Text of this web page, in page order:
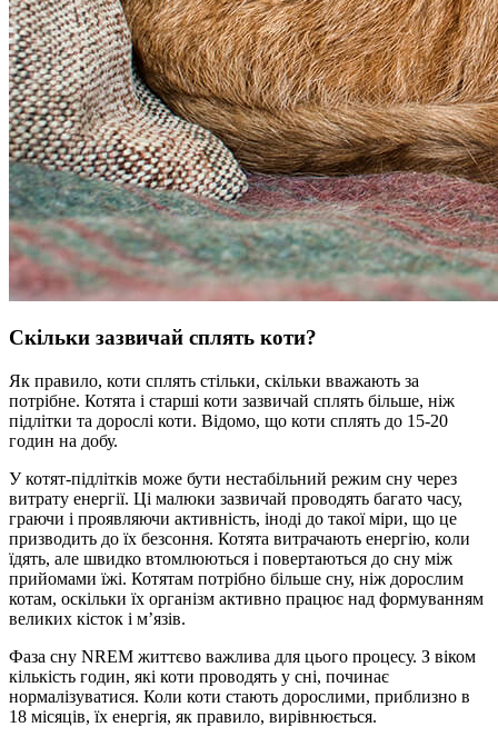
Скільки зазвичай сплять коти?
Як правило, коти сплять стільки, скільки вважають за
потрібне. Котята і старші коти зазвичай сплять більше, ніж
підлітки та дорослі коти. Відомо, що коти сплять до 15-20
годин на добу.
У котят-підлітків може бути нестабільний режим сну через
витрату енергії. Ці малюки зазвичай проводять багато часу,
граючи і проявляючи активність, іноді до такої міри, що це
призводить до їх безсоння. Котята витрачають енергію, коли
їдять, але швидко втомлюються і повертаються до сну між
прийомами їжі. Котятам потрібно більше сну, ніж дорослим
котам, оскільки їх організм активно працює над формуванням
великих кісток і м’язів.
Фаза сну NREM життєво важлива для цього процесу. З віком
кількість годин, які коти проводять у сні, починає
нормалізуватися. Коли коти стають дорослими, приблизно в
18 місяців, їх енергія, як правило, вирівнюється.